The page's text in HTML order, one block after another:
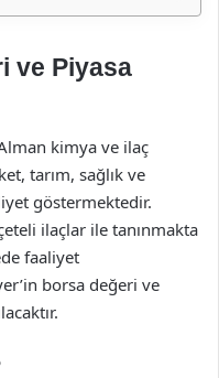
ve Piyasa
kimya ve ilaç
tarım, sağlık ve
göstermektedir.
ilaçlar ile tanınmakta
faaliyet
borsa değeri ve